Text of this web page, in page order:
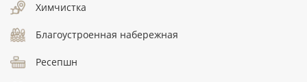
Химчистка
Благоустроенная набережная
Ресепшн